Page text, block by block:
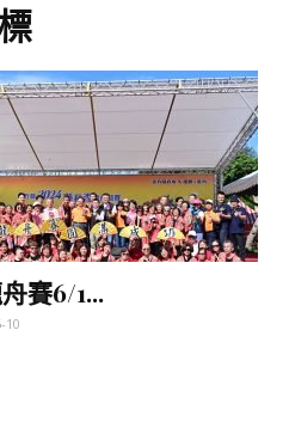
訊
賽6/1...
10